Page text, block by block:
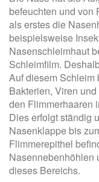
befeuchten und von
als erstes die
beispielsweise
Nasenschleimhaut
Schleimfilm.
Auf diesem
Bakterien, Viren
den Flimmerhaaren
Dies erfolgt ständig
Nasenklappe bis
Flimmerepithel
Nasennebenhöhlen
dieses Bereichs.